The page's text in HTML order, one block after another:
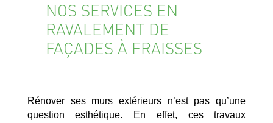
NOS SERVICES EN
RAVALEMENT DE
FAÇADES À FRAISSES
Rénover ses murs extérieurs n’est pas qu’une
question esthétique. En effet, ces travaux